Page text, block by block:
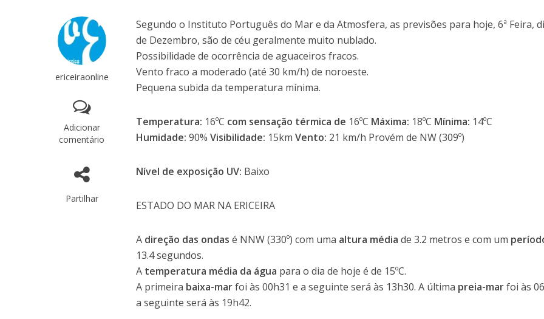
ericeiraonline
Adicionar
comentário
Partilhar
Segundo o Instituto Português do Mar e da Atmosfera, as previsões para hoje, 6ª Feira,
de Dezembro, são de céu geralmente muito nublado.
Possibilidade de ocorrência de aguaceiros fracos.
Vento fraco a moderado (até 30 km/h) de noroeste.
Pequena subida da temperatura mínima.
Temperatura: 16ºC com sensação térmica de 16ºC Máxima: 18ºC Mínima: 14ºC
Humidade: 90%Visibilidade: 15kmVento: 21 km/h Provém de NW (309º)
Nível de exposição UV: Baixo
ESTADO DO MAR NA ERICEIRA
A direção das ondas é NNW (330º) com uma altura média de 3.2 metros e com um
13.4 segundos.
A temperatura média da água para o dia de hoje é de 15ºC.
A primeira baixa-marfoi às 00h31 e a seguinte será às 13h30. A última preia-marfoi às
a seguinte será às 19h42.